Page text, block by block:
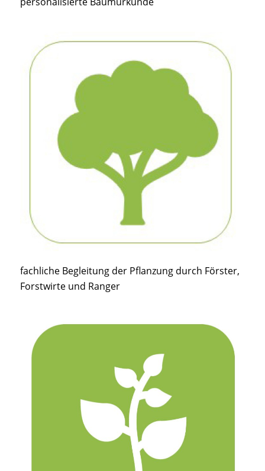
fachliche Begleitung der Pflanzung durch Förster,
Forstwirte und Ranger